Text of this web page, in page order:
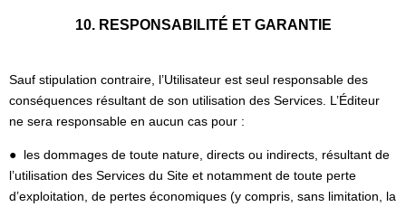
10. RESPONSABILITÉ ET GARANTIE
Sauf stipulation contraire, l’Utilisateur est seul responsable des
conséquences résultant de son utilisation des Services. L’Éditeur
ne sera responsable en aucun cas pour :
● les dommages de toute nature, directs ou indirects, résultant de
l’utilisation des Services du Site et notamment de toute perte
d’exploitation, de pertes économiques (y compris, sans limitation, la